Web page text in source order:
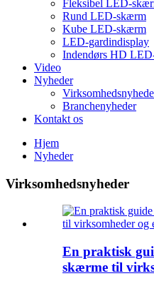
Fleksibel LED-
Rund LED-skærm
Kube LED-skærm
LED-gardindisplay
Indendørs HD
Video
Nyheder
Branchenyheder
Kontakt os
Hjem
Nyheder
Virksomhedsnyheder
En praktisk
skærme til